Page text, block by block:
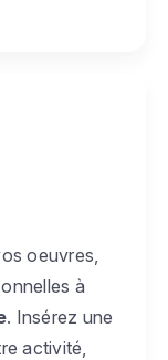
oeuvres,
à
. Insérez une
activité,